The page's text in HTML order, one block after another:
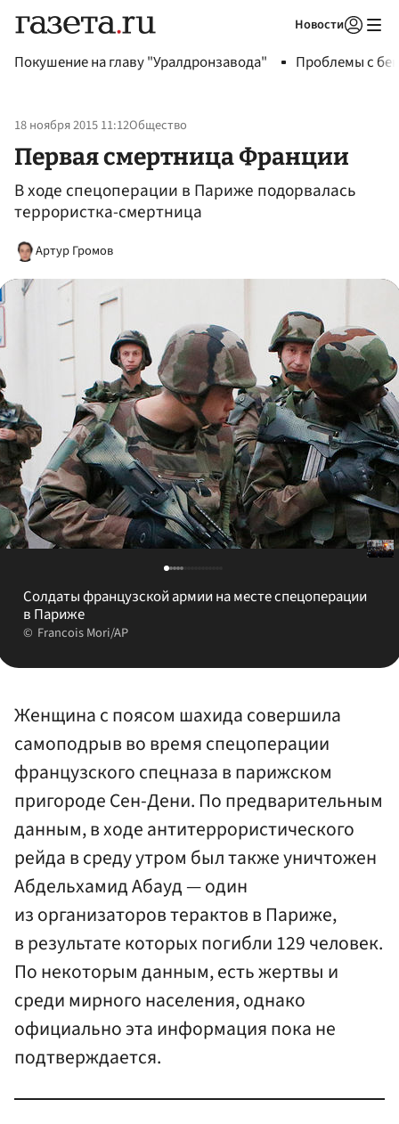
Новости
Покушение на главу "Уралдронзавода" Проблемы с
18 ноября 2015 11:12Общество
Первая смертница Франции
В ходе спецоперации в Париже подорвалась
террористка-смертница
Артур Громов
Солдаты французской армии на месте спецоперации
в Париже
Francois Mori/AP
Женщина с поясом шахида совершила
самоподрыв во время спецоперации
французского спецназа в парижском
пригороде Сен-Дени. По предварительным
данным, в ходе антитеррористического
рейда в среду утром был также уничтожен
Абдельхамид Абауд — один
из организаторов терактов в Париже,
в результате которых погибли 129 человек.
По некоторым данным, есть жертвы и
среди мирного населения, однако
официально эта информация пока не
подтверждается.